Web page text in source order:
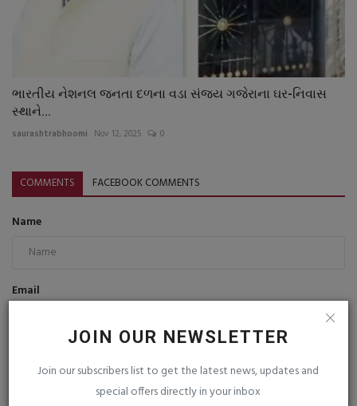
JOIN OUR NEWSLETTER
Join our subscribers list to get the latest news, updates and
special offers directly in your inbox
ભારતીય નેશનલ જનતા દળના વડા સંજય ગજેરાના ઘર-નિવાસ
સ્થાને...
saurashtrabhoomi Nov 12, 2025 0
COMMENTS FACEBOOK COMMENTS
Name
Email